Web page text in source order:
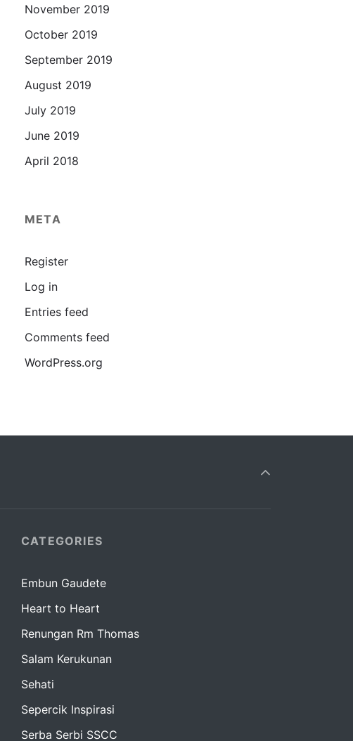
November 2019
October 2019
September 2019
August 2019
July 2019
June 2019
April 2018
META
Register
Log in
Entries feed
Comments feed
WordPress.org
CATEGORIES
Embun Gaudete
Heart to Heart
Renungan Rm Thomas
Salam Kerukunan
Sehati
Sepercik Inspirasi
Serba Serbi SSCC